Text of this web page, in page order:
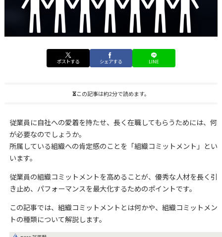
ポストする シェアする LINE
この記事は約2分で読めます。
従業員に自社への愛着を持たせ、長く在職してもらうためには、何
が必要なのでしょうか。
所属している組織への肯定感のことを「組織コミットメント」とい
います。
従業員の組織コミットメントを高めることが、優秀な人材を長く引
き止め、パフォーマンスを最大化するためのポイントです。
この記事では、組織コミットメントとは何かや、組織コミットメン
トの種類について解説します。